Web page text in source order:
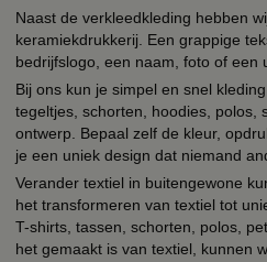
Naast de verkleedkleding hebben
keramiekdrukkerij. Een grappige
bedrijfslogo, een naam, foto of een
Bij ons kun je simpel en snel
tegeltjes, schorten, hoodies, polos,
ontwerp. Bepaal zelf de kleur,
je een uniek design dat niemand
Verander textiel in buitengewone
het transformeren van textiel tot
T-shirts, tassen, schorten, polos,
het gemaakt is van textiel, kunnen